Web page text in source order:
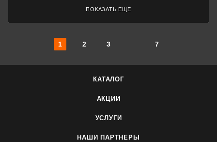
ПОКАЗАТЬ ЕЩЕ
1 2 3 7
КАТАЛОГ
АКЦИИ
УСЛУГИ
НАШИ ПАРТНЕРЫ